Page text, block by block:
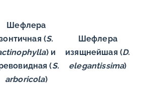
Шефлера
(S.
) и
(S.
arboricola)
Шефлера
изящнейшая (D.
elegantissima)